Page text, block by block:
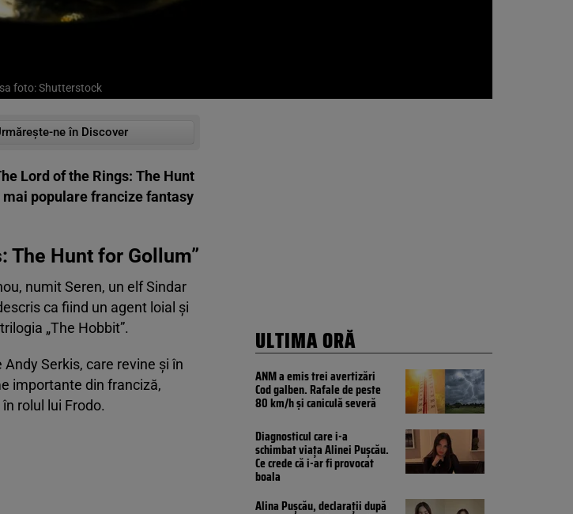
foto: Shutterstock
ne în Discover
Lord of the Rings: The Hunt
populare francize fantasy
The Hunt for Gollum”
numit Seren, un elf Sindar
ca fiind un agent loial și
„The Hobbit”.
Serkis, care revine și în
importante din franciză,
rolul lui Frodo.
ULTIMA ORĂ
ANM a emis trei avertizări
Cod galben. Rafale de peste
80 km/h și caniculă severă
Diagnosticul care i-a
schimbat viața Alinei Pușcău.
Ce crede că i-ar fi provocat
boala
Alina Pușcău, declarații după